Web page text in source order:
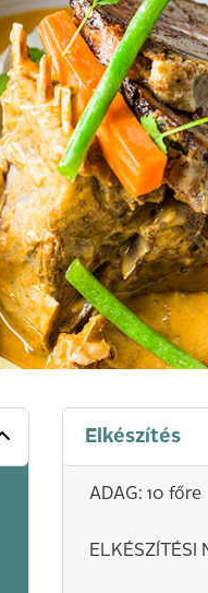
Elkészítés
ADAG: 10 főre
ELKÉSZÍTÉSI